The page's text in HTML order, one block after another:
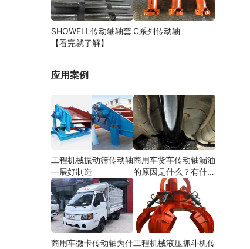
SHOWELL传动轴轴套
【看完就了解】
C系列传动轴
应用案例
工程机械振动筛传动轴
—展好制造
商用车货车传动轴漏油
的原因是什么？有什么
商用车微卡传动轴为什工程机械液压抓斗机传